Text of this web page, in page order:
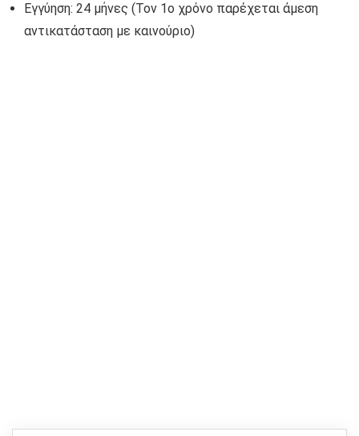
Εγγύηση: 24 μήνες (Τον 1ο χρόνο παρέχεται άμεση
αντικατάσταση με καινούριο)